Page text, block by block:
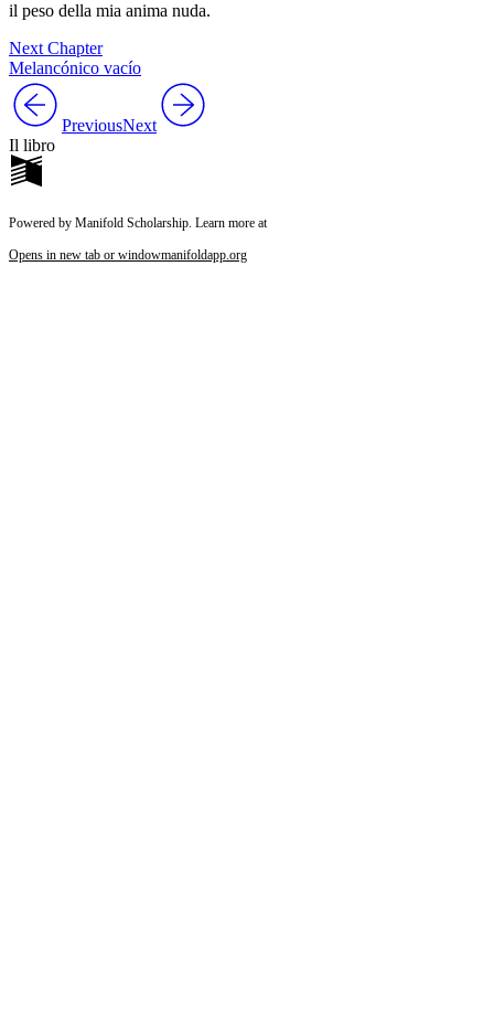
il peso della mia anima nuda.
Next Chapter
Melancónico vacío
PreviousNext
Il libro
Powered by Manifold Scholarship. Learn more at
Opens in new tab or windowmanifoldapp.org